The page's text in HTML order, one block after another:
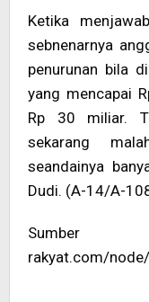
Ketika
sebnenarnya
penurunan bila
yang mencapai
Rp 30 miliar.
sekarang
seandainya
Dudi. (A-14/A-
Sumber :
rakyat.com/